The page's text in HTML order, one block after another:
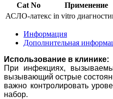
Cat No
Применение
АСЛО-латекс in vitro
Информация
Дополнительная
Использование в клинике:
При инфекциях,
вызывающий острые
важно контролировать
набор.